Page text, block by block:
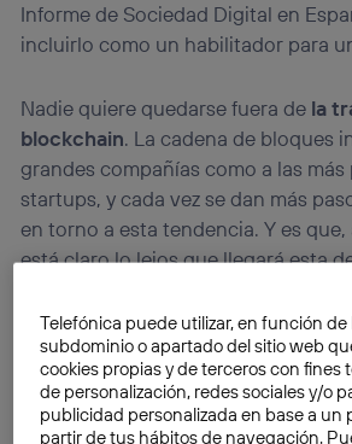
Informe de Sociedad Digital en
incluirlo como un habilitador para
Nadie quiere quedarse fuera de la
blockchain. La cadena de bloques
grandes compañías como a las más
startups, y cada vez se dan más
en torno a esta tendencia. Y es
está claro lo lejos que llegará esta
que crees. ElInforme de Sociedad
analizadoel presente y futuro del
vez es más interesante comprender
ofrece la cadena de bloques.
Telefónica puede utilizar, en función de
subdominio o apartado del sitio web
cookies propias y de terceros con fines
de personalización, redes sociales y/o
publicidad personalizada en base a un
partir de tus hábitos de navegación.